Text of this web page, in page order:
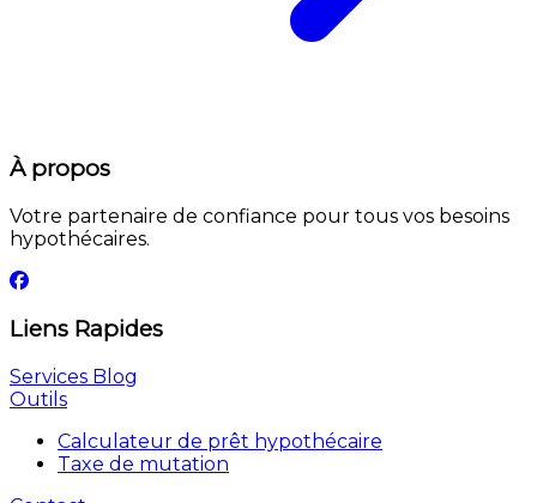
À propos
Votre partenaire de confiance pour tous vos besoins
hypothécaires.
Liens Rapides
Services Blog
Outils
Calculateur de prêt hypothécaire
Taxe de mutation